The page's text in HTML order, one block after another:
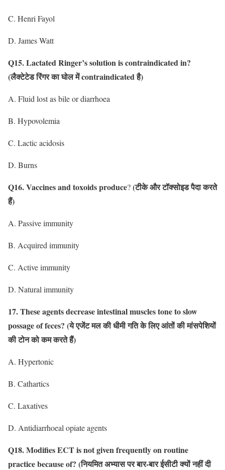
C. Henri Fayol
D. James Watt
Q15. Lactated Ringer’s solution is contraindicated in?
(लैक्टेटेड रिंगर का घोल में contraindicated है)
A. Fluid lost as bile or diarrhoea
B. Hypovolemia
C. Lactic acidosis
D. Burns
Q16. Vaccines and toxoids produce?(टीके और टॉक्सोइड पैदा करते
हैं)
A. Passive immunity
B. Acquired immunity
C. Active immunity
D. Natural immunity
17. These agents decrease intestinal muscles tone to slow
possage of feces? (ये एजेंट मल की धीमी गति के लिए आंतों की मांसपेशियों
की टोन को कम करते हैं)
A. Hypertonic
B. Cathartics
C. Laxatives
D. Antidiarrhoeal opiate agents
Q18. Modifies ECT is not given frequently on routine
practice because of? (नियमित अभ्यास पर बार-बार ईसीटी क्यों नहीं दी